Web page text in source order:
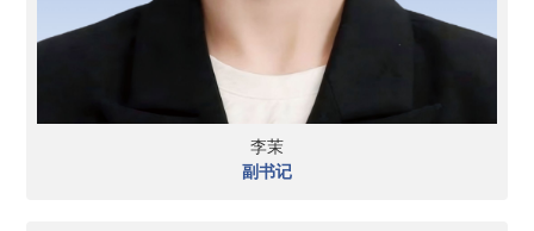
李茉
副书记